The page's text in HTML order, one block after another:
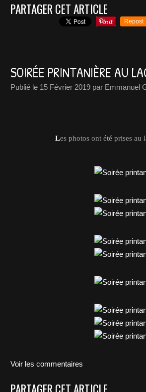
PARTAGER CET ARTICLE
Repost
SOIRÉE PRINTANIÈRE AU
Publié le 15 Février 2019 par Emmanuel
Les photos ont été prises au
Voir les commentaires